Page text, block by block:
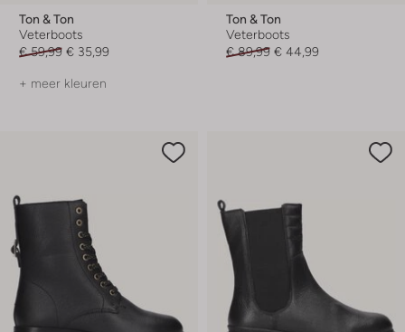
Ton & Ton
Veterboots
€ 59,99 € 35,99
+ meer kleuren
Ton & Ton
Veterboots
€ 89,99 € 44,99